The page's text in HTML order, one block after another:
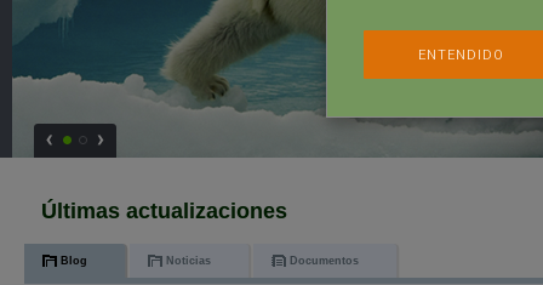
Últimas actualizaciones
Blog Noticias Documentos
ENTENDIDO